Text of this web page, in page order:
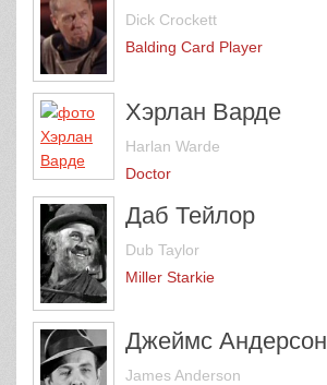
Dick Crockett
Balding Card Player
Хэрлан Варде
Harlan Warde
Doctor
Даб Тейлор
Dub Taylor
Miller Starkie
Джеймс Андерсон
James Anderson